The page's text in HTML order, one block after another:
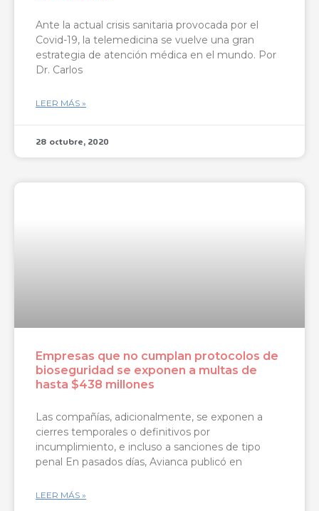
Ante la actual crisis sanitaria provocada por el
Covid-19, la telemedicina se vuelve una gran
estrategia de atención médica en el mundo. Por
Dr. Carlos
LEER MÁS »
28 octubre, 2020
Empresas que no cumplan protocolos de
bioseguridad se exponen a multas de
hasta $438 millones
Las compañías, adicionalmente, se exponen a
cierres temporales o definitivos por
incumplimiento, e incluso a sanciones de tipo
penal En pasados días, Avianca publicó en
LEER MÁS »